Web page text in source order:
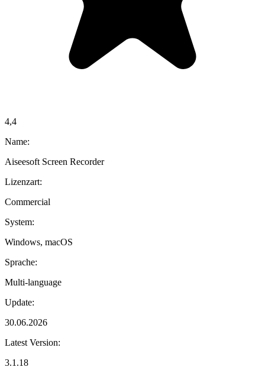
4,4
Name:
Aiseesoft Screen Recorder
Lizenzart:
Commercial
System:
Windows, macOS
Sprache:
Multi-language
Update:
30.06.2026
Latest Version:
3.1.18